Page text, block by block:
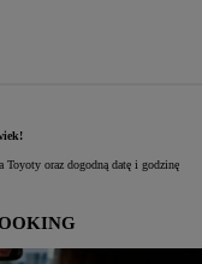
oraz dogodną datę i godzinę